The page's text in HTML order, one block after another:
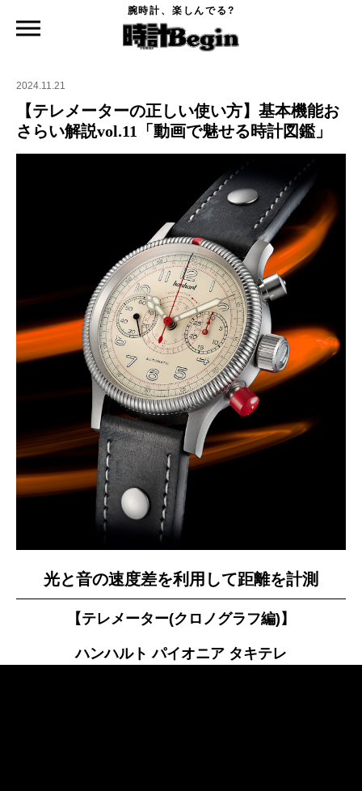
腕時計、楽しんでる?
【テレメーターの正しい使い方】基本機能おさらい解説vol.11「動画で魅せる時計図
2024.11.21
【テレメーターの正しい使い方】基本機能お
さらい解説vol.11「動画で魅せる時計図鑑」
光と音の速度差を利用して距離を計測
【テレメーター(クロノグラフ編)】
ハンハルト パイオニア タキテレ